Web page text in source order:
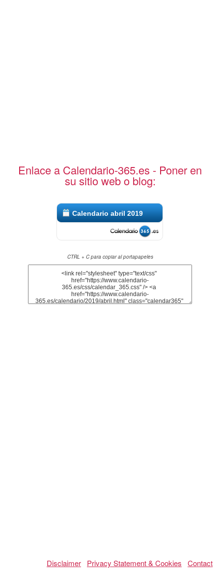
Enlace a Calendario-365.es - Poner en
su sitio web o blog:
Calendario abril 2019
CTRL + C para copiar al portapapeles
Disclaimer Privacy Statement & Cookies Contact